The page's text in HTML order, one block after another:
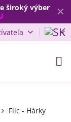
✕
široký výber
Filc - Hárky